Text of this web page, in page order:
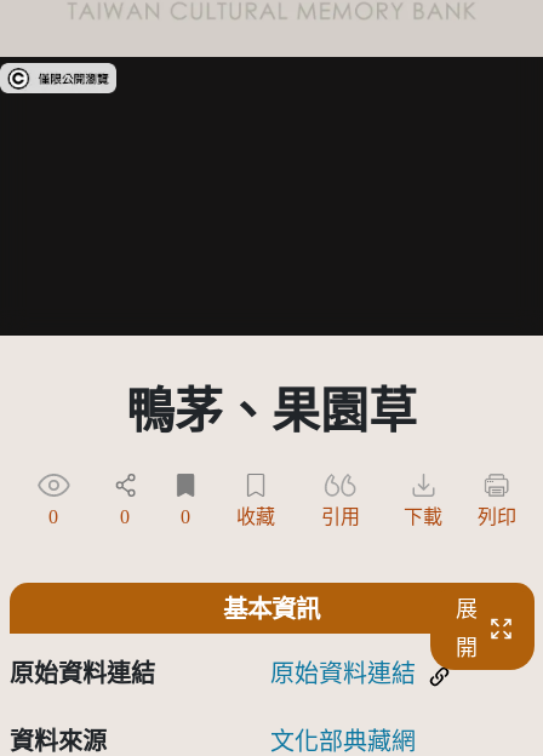
受著作權法保護-僅限於本平台有限度公開瀏覽
鴨茅、果園草
0 0 0 收藏 引用 下載 列印
基本資訊
展
開
原始資料連結 原始資料連結
資料來源 文化部典藏網